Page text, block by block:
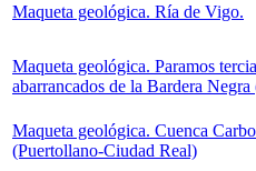
Maqueta geológica. Ría de Vigo.
Maqueta geológica. Paramos
abarrancados de la Bardera
Maqueta geológica. Cuenca
(Puertollano-Ciudad Real)